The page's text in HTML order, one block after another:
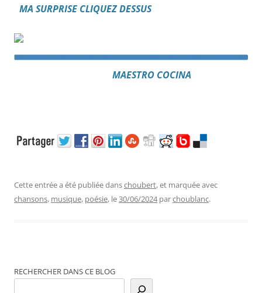
MA SURPRISE CLIQUEZ DESSUS
MAESTRO COCINA
Cette entrée a été publiée danschoubert, et marquée avec
chansons, musique, poésie, le30/06/2024 parchoublanc.
RECHERCHER DANS CE BLOG